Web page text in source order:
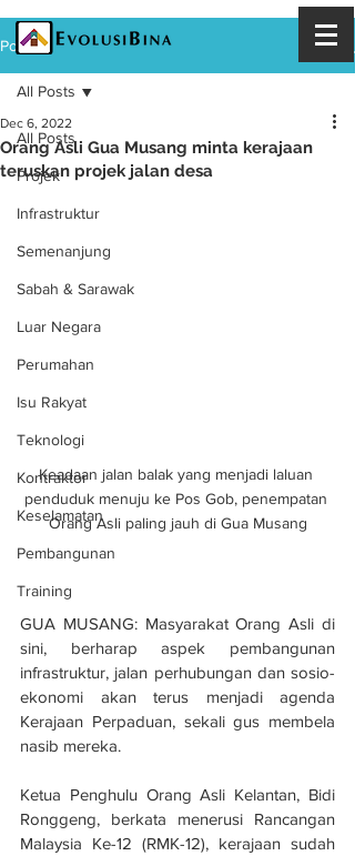
Post
All Posts
Projek
Infrastruktur
Semenanjung
Sabah & Sarawak
Luar Negara
Perumahan
Isu Rakyat
Teknologi
Kontraktor
Keselamatan
Pembangunan
Training
All Posts
Orang Asli Gua Musang minta kerajaan
teruskan projek jalan desa
Dec 6, 2022
Keadaan jalan balak yang menjadi laluan
penduduk menuju ke Pos Gob, penempatan
Orang Asli paling jauh di Gua Musang
GUA MUSANG: Masyarakat Orang Asli di
sini, berharap aspek pembangunan
infrastruktur, jalan perhubungan dan sosio-
ekonomi akan terus menjadi agenda
Kerajaan Perpaduan, sekali gus membela
nasib mereka.
Ketua Penghulu Orang Asli Kelantan, Bidi
Ronggeng, berkata menerusi Rancangan
Malaysia Ke-12 (RMK-12), kerajaan sudah